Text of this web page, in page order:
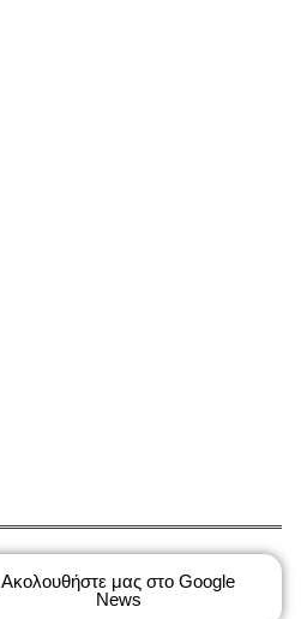
Ακολουθήστε μας στο Google
News